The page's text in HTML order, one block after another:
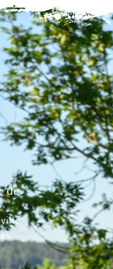
de